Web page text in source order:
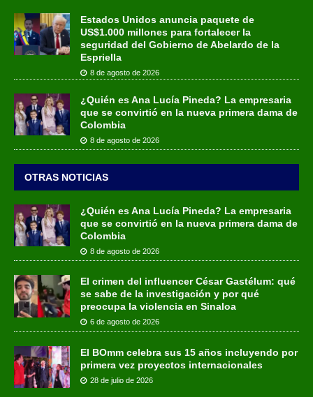
Estados Unidos anuncia paquete de
US$1.000 millones para fortalecer la
seguridad del Gobierno de Abelardo de la
Espriella
8 de agosto de 2026
¿Quién es Ana Lucía Pineda? La empresaria
que se convirtió en la nueva primera dama de
Colombia
8 de agosto de 2026
OTRAS NOTICIAS
¿Quién es Ana Lucía Pineda? La empresaria
que se convirtió en la nueva primera dama de
Colombia
8 de agosto de 2026
El crimen del influencer César Gastélum: qué
se sabe de la investigación y por qué
preocupa la violencia en Sinaloa
6 de agosto de 2026
El BOmm celebra sus 15 años incluyendo por
primera vez proyectos internacionales
28 de julio de 2026